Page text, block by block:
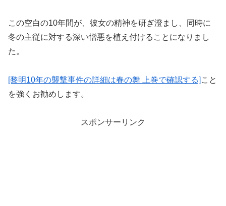
この空白の10年間が、彼女の精神を研ぎ澄まし、同時に
冬の主従に対する深い憎悪を植え付けることになりまし
た。
[黎明10年の襲撃事件の詳細は春の舞 上巻で確認する] こと
を強くお勧めします。
スポンサーリンク